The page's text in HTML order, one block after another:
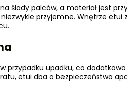
ślady palców, a materiał jest
przyjemne. Wnętrze etui
przypadku upadku, co
etui dba o bezpieczeństwo